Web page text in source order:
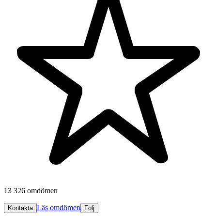
13 326 omdömen
Kontakta Läs omdömen Följ